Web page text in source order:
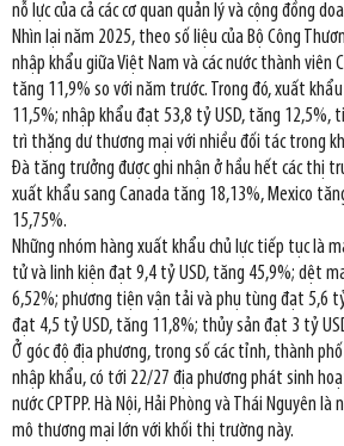
nỗ lực của cả các cơ quan quản lý và cộng đồng
Nhìn lại năm 2025, theo số liệu của Bộ Công
nhập khẩu giữa Việt Nam và các nước thành viên
tăng 11,9% so với năm trước. Trong đó, xuất
11,5%; nhập khẩu đạt 53,8 tỷ USD, tăng 12,5%,
trì thặng dư thương mại với nhiều đối tác trong
Đà tăng trưởng được ghi nhận ở hầu hết các thị
xuất khẩu sang Canada tăng 18,13%, Mexico
15,75%.
Những nhóm hàng xuất khẩu chủ lực tiếp tục là
tử và linh kiện đạt 9,4 tỷ USD, tăng 45,9%; dệt
6,52%; phương tiện vận tải và phụ tùng đạt 5,6
đạt 4,5 tỷ USD, tăng 11,8%; thủy sản đạt 3 tỷ
Ở góc độ địa phương, trong số các tỉnh, thành
nhập khẩu, có tới 22/27 địa phương phát sinh
nước CPTPP. Hà Nội, Hải Phòng và Thái Nguyên
mô thương mại lớn với khối thị trường này.